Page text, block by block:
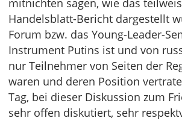
mitnichten sagen, wie das
Handelsblatt-Bericht dargestellt
Forum bzw. das Young-Leader-
Instrument Putins ist und von
nur Teilnehmer von Seiten der
waren und deren Position
Tag, bei dieser Diskussion zum
sehr offen diskutiert, sehr